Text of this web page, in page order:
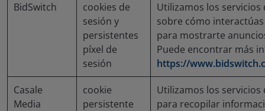
BidSwitch
cookies de
sesión y
persistentes
píxel de
sesión
Utilizamos los servicios
sobre cómo
para mostrarte
Puede encontrar más
https://
Casale
Media
cookie
persistente
Utilizamos los servicios
para recopilar